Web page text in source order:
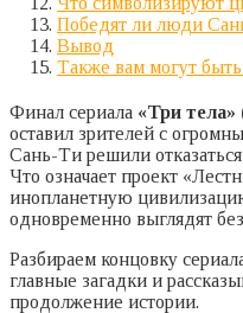
Победят ли люди
Вывод
Также вам могут
Финал сериала «Три
оставил зрителей с
Сань-Ти решили
Что означает проект
инопланетную
одновременно выглядят
Разбираем концовку
главные загадки и
продолжение истории.